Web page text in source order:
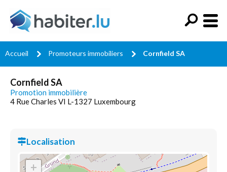
Accueil Promoteurs immobiliers Cornfield SA
Cornfield SA
Promotion immobilière
4 Rue Charles VI L-1327 Luxembourg
Localisation
+